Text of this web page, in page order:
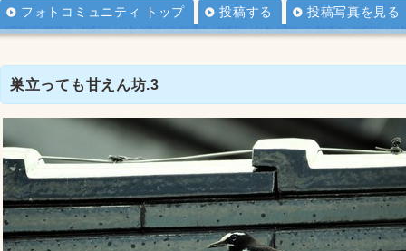
フォトコミュニティ トップ 投稿する 投稿写真を見る
巣立っても甘えん坊.3